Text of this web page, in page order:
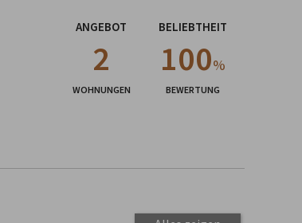
ANGEBOT
2
WOHNUNGEN
BELIEBTHEIT
100%
BEWERTUNG